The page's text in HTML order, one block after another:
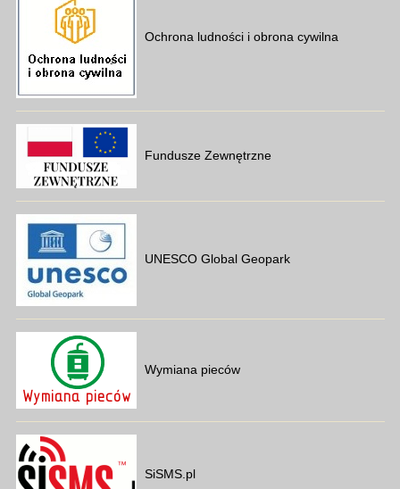
Ochrona ludności i obrona cywilna
Fundusze Zewnętrzne
UNESCO Global Geopark
Wymiana pieców
SiSMS.pl